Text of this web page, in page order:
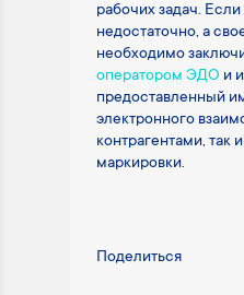
рабочих задач.
недостаточно, а
необходимо
оператором ЭДО и
предоставленный
электронного
контрагентами, так
маркировки.
Поделиться